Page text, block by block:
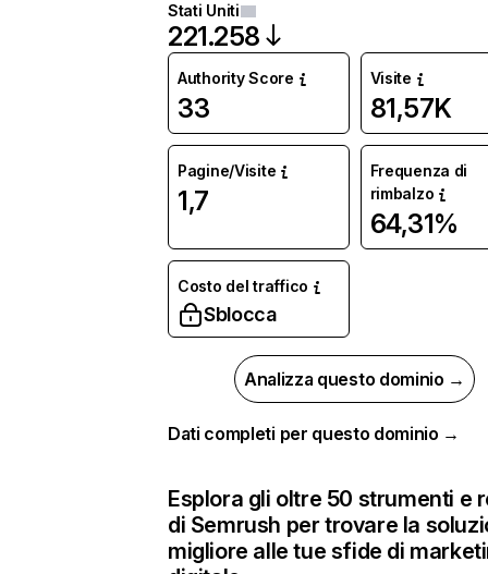
Stati Uniti
221.258
Authority Score
33
Visite
81,57K
Pagine/Visite
1,7
Frequenza di
rimbalzo
64,31%
Costo del traffico
Sblocca
Analizza questo dominio →
Dati completi per questo dominio →
Esplora gli oltre 50 strumenti e
di Semrush per trovare la
migliore alle tue sfide di